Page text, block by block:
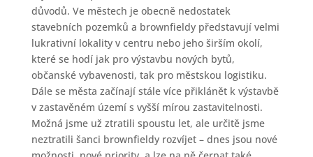
důvodů. Ve městech je obecně nedostatek
stavebních pozemků a brownfieldy představují velmi
lukrativní lokality v centru nebo jeho širším okolí,
které se hodí jak pro výstavbu nových bytů,
občanské vybavenosti, tak pro městskou logistiku.
Dále se města začínají stále více přiklánět k výstavbě
v zastavěném území s vyšší mírou zastavitelnosti.
Možná jsme už ztratili spoustu let, ale určitě jsme
neztratili šanci brownfieldy rozvíjet – dnes jsou nové